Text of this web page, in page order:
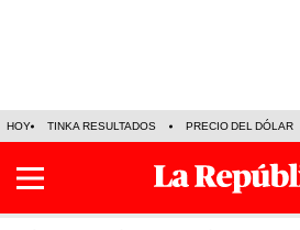
HOY TINKA RESULTADOS PRECIO DEL DÓLAR